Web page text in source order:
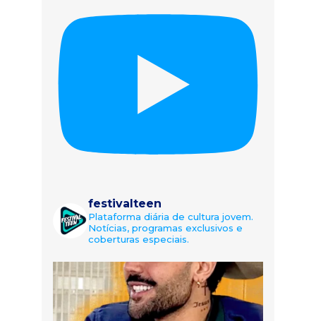
festivalteen
Plataforma diária de cultura jovem.
Notícias, programas exclusivos e
coberturas especiais.